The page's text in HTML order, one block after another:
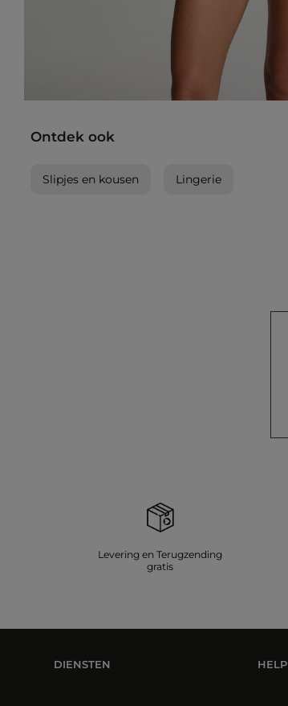
Ontdek ook
Slipjes en kousen Lingerie
Levering en Terugzending
gratis
DIENSTEN HELP